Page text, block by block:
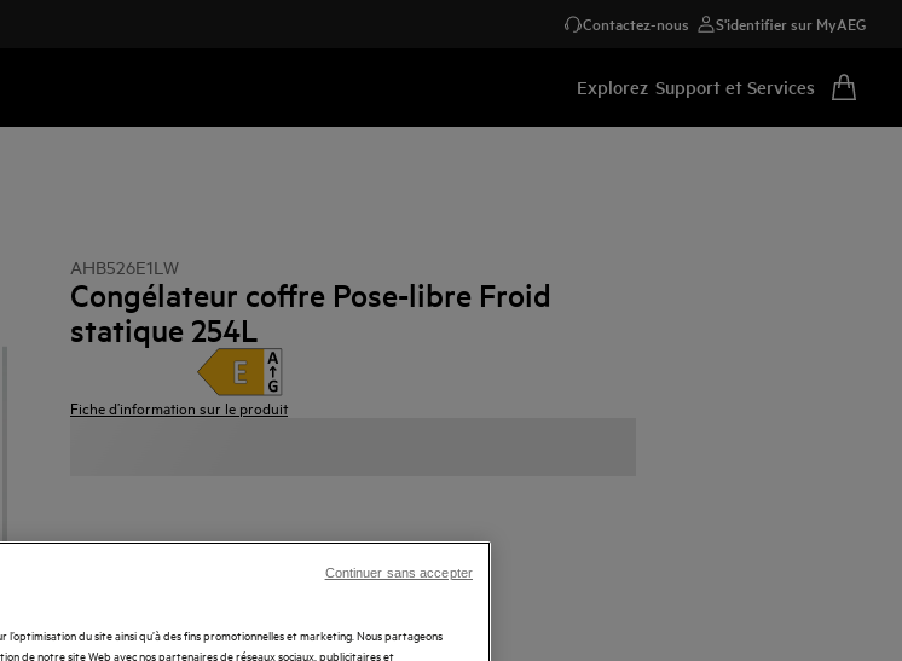
Contactez-nous S'identifier sur MyAEG
Explorez Support et Services
AHB526E1LW
Congélateur coffre Pose-libre Froid
statique 254L
Fiche d’information sur le produit
l’optimisation du site ainsi qu’à des fins promotionnelles et marketing. Nous partageons
de notre site Web avec nos partenaires de réseaux sociaux, publicitaires et
Continuer sans accepter